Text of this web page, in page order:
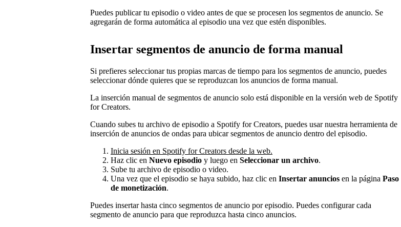
Puedes publicar tu episodio o video antes de que se procesen los segmentos de anuncio. Se
agregarán de forma automática al episodio una vez que estén disponibles.
Insertar segmentos de anuncio de forma manual
Si prefieres seleccionar tus propias marcas de tiempo para los segmentos de anuncio, puedes
seleccionar dónde quieres que se reproduzcan los anuncios de forma manual.
La inserción manual de segmentos de anuncio solo está disponible en la versión web de Spotify
for Creators.
Cuando subes tu archivo de episodio a Spotify for Creators, puedes usar nuestra herramienta de
inserción de anuncios de ondas para ubicar segmentos de anuncio dentro del episodio.
Inicia sesión en Spotify for Creators desde la web.
Haz clic en Nuevo episodio y luego en Seleccionar un archivo.
Sube tu archivo de episodio o video.
Una vez que el episodio se haya subido, haz clic en Insertar anuncios en la página Paso
de monetización.
Puedes insertar hasta cinco segmentos de anuncio por episodio. Puedes configurar cada
segmento de anuncio para que reproduzca hasta cinco anuncios.